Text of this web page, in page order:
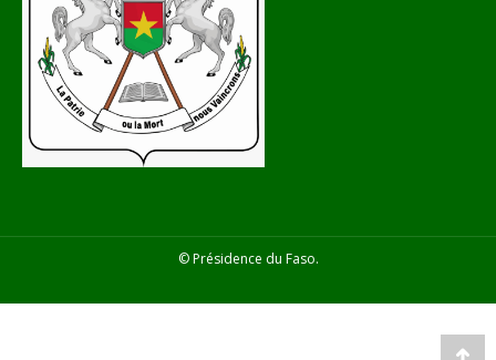
© Présidence du Faso.